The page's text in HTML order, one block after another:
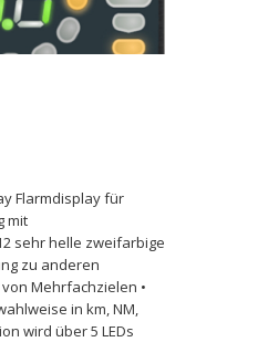
Flarmdisplay für
mit
sehr helle zweifarbige
zu anderen
Mehrfachzielen •
in km, NM,
wird über 5 LEDs